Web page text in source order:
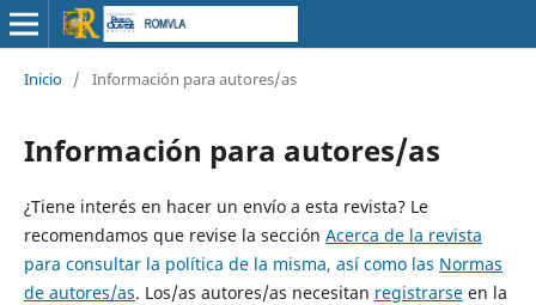
Inicio / Información para autores/as
Información para autores/as
¿Tiene interés en hacer un envío a esta revista? Le
recomendamos que revise la sección Acerca de la revista
para consultar la política de la misma, así como las Normas
de autores/as. Los/as autores/as necesitan registrarseen la